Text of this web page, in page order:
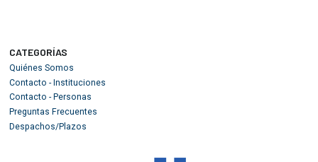
CATEGORÍAS
Quiénes Somos
Contacto - Instituciones
Contacto - Personas
Preguntas Frecuentes
Despachos/Plazos